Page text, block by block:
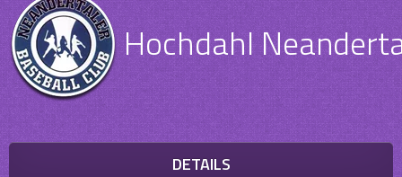
Hochdahl
DETAILS